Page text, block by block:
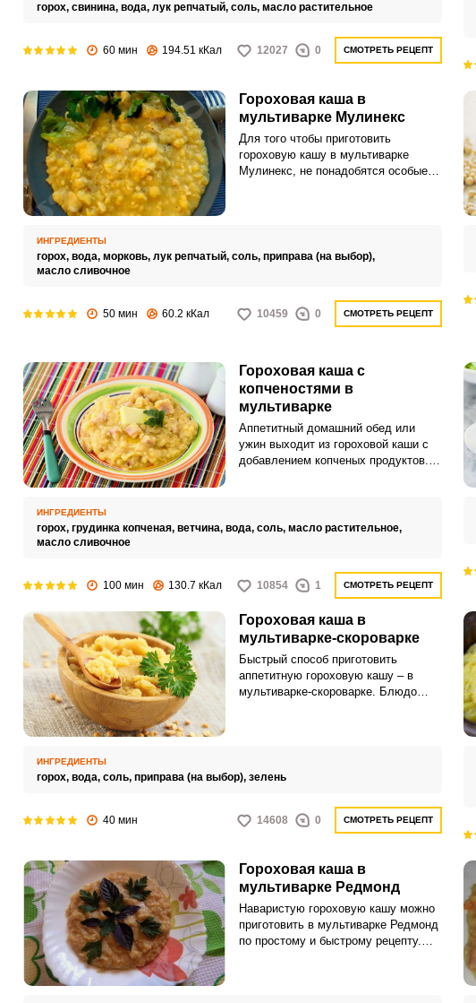
горох, свинина, вода, лук репчатый, соль, масло растительное
60 мин 194.51 кКал 12027 0 СМОТРЕТЬ РЕЦЕПТ
Гороховая каша в
мультиварке Мулинекс
Для того чтобы приготовить
гороховую кашу в мультиварке
Мулинекс, не понадобятся особые
ИНГРЕДИЕНТЫ
горох, вода, морковь, лук репчатый, соль, приправа (на выбор),
масло сливочное
50 мин 60.2 кКал 10459 0 СМОТРЕТЬ РЕЦЕПТ
Гороховая каша с
копченостями в
мультиварке
Аппетитный домашний обед или
ужин выходит из гороховой каши с
добавлением копченых продуктов.
ИНГРЕДИЕНТЫ
горох, грудинка копченая, ветчина, вода, соль, масло растительное,
масло сливочное
100 мин 130.7 кКал 10854 1 СМОТРЕТЬ РЕЦЕПТ
Гороховая каша в
мультиварке-скороварке
Быстрый способ приготовить
аппетитную гороховую кашу – в
мультиварке-скороварке. Блюдо
ИНГРЕДИЕНТЫ
горох, вода, соль, приправа (на выбор), зелень
40 мин 14608 0 СМОТРЕТЬ РЕЦЕПТ
Гороховая каша в
мультиварке Редмонд
Наваристую гороховую кашу можно
приготовить в мультиварке Редмонд
по простому и быстрому рецепту.